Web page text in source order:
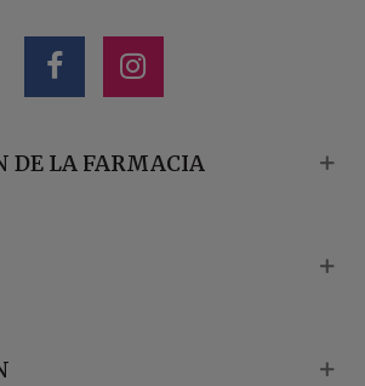
DE LA FARMACIA